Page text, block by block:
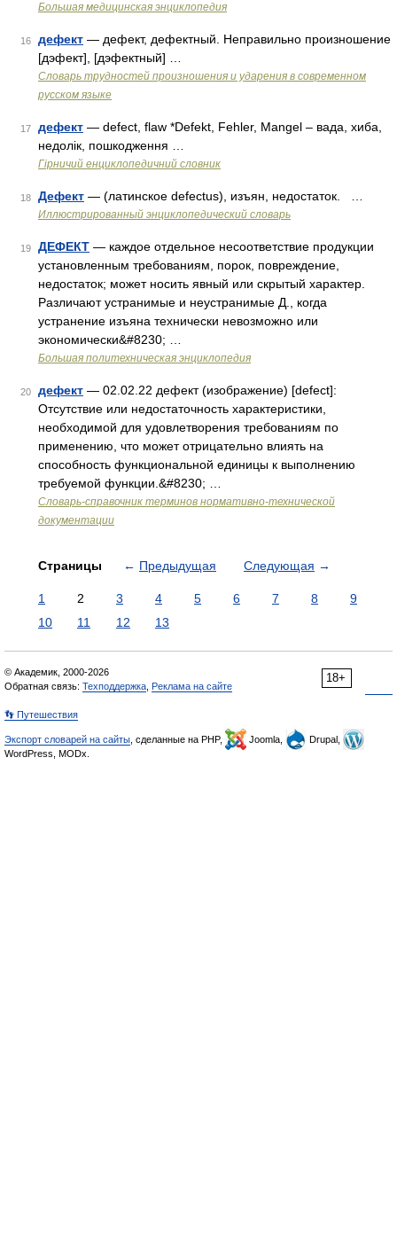
Большая медицинская энциклопедия
16 дефект — дефект, дефектный. Неправильно произношение
[дэфект], [дэфектный] …
Словарь трудностей произношения и ударения в современном
русском языке
17 дефект — defect, flaw *Defekt, Fehler, Mangel – вада, хиба,
недолік, пошкодження …
Гірничий енциклопедичний словник
18 Дефект — (латинское defectus), изъян, недостаток. …
Иллюстрированный энциклопедический словарь
19 ДЕФЕКТ — каждое отдельное несоответствие продукции
установленным требованиям, порок, повреждение,
недостаток; может носить явный или скрытый характер.
Различают устранимые и неустранимые Д., когда
устранение изъяна технически невозможно или
экономически&#8230; …
Большая политехническая энциклопедия
20 дефект — 02.02.22 дефект (изображение) [defect]:
Отсутствие или недостаточность характеристики,
необходимой для удовлетворения требованиям по
применению, что может отрицательно влиять на
способность функциональной единицы к выполнению
требуемой функции.&#8230; …
Словарь-справочник терминов нормативно-технической
документации
Страницы ← Предыдущая Следующая →
1 2 3 4 5 6 7 8
9
10
11 12 13
18+
© Академик, 2000-2026
Обратная связь: Техподдержка Реклама на сайте
👣 Путешествия
Экспорт словарей на сайты , сделанные на PHP, Joomla,
Drupal,
WordPress, MODx.